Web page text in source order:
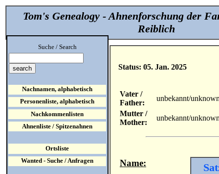
Tom's Genealogy - Ahnenforschung der
Reiblich
Status: 05. Jan. 2025
Vater /
Father:
unbekannt/
Mutter /
Mother:
unbekannt/
Name:
Suche / Search
Nachnamen, alphabetisch
Personenliste, alphabetisch
Nachkommenlisten
Ahnenliste / Spitzenahnen
Ortsliste
Wanted - Suche / Anfragen